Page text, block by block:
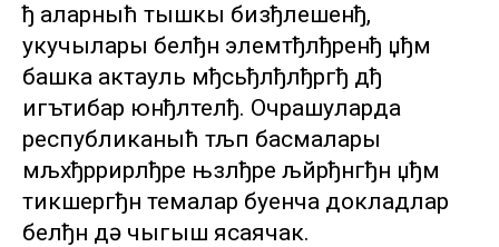
ђ аларныћ тышкы бизђлешенђ,
укучылары белђн элемтђлђренђ џђм
башка актауль мђсьђлђлђргђ дђ
игътибар юнђлтелђ. Очрашуларда
республиканыћ тљп басмалары
мљхђррирлђре њзлђре љйрђнгђн џђм
тикшергђн темалар буенча докладлар
белђн дә чыгыш ясаячак.